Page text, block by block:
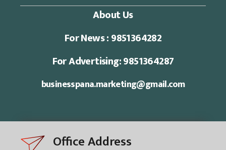
About Us
For News : 9851364282
For Advertising: 9851364287
businesspana.marketing@gmail.com
Office Address